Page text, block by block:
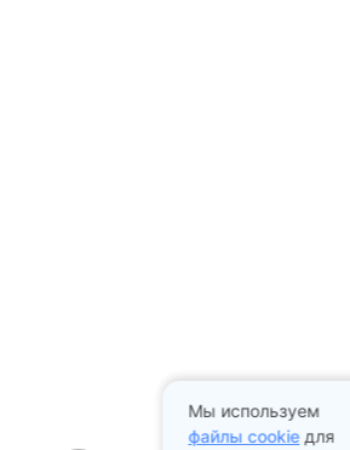
Мы используем
файлы cookieдля